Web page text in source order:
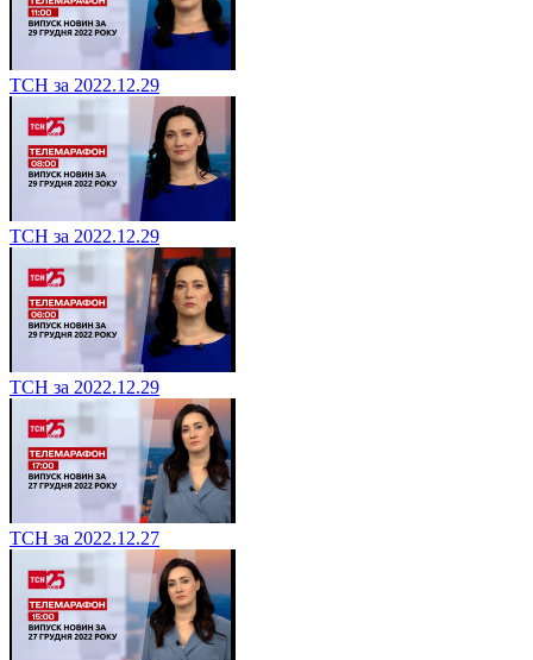
ТСН за 2022.12.29
ТСН за 2022.12.29
ТСН за 2022.12.29
ТСН за 2022.12.27